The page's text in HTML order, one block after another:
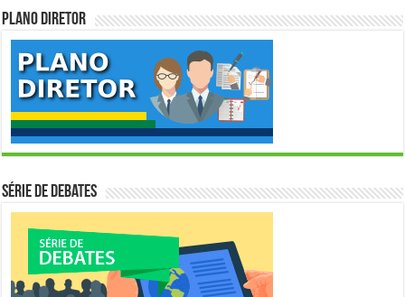
Plano Diretor
Série de Debates